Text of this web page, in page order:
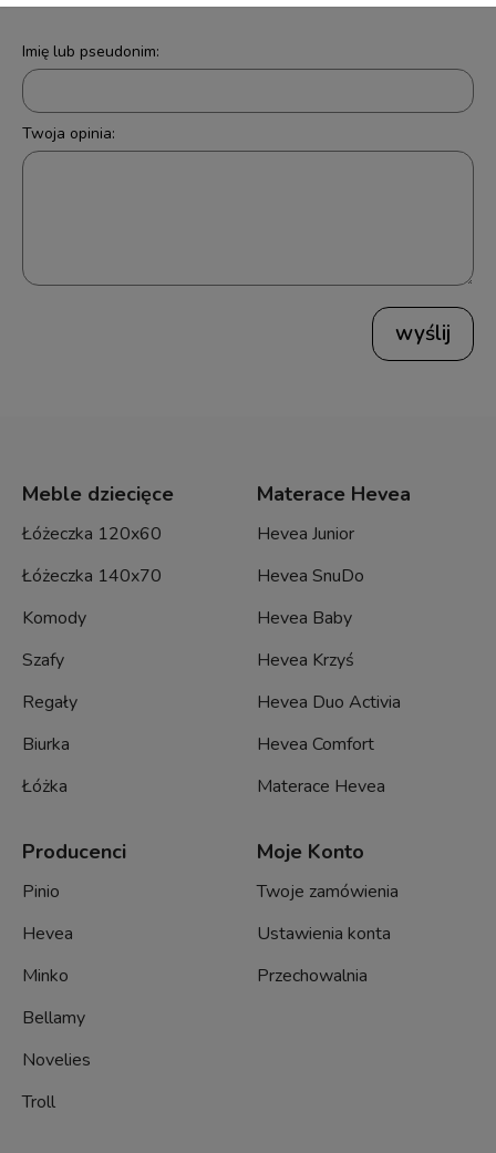
Imię lub pseudonim:
Twoja opinia:
wyślij
Meble dziecięce
Łóżeczka 120x60
Łóżeczka 140x70
Komody
Szafy
Regały
Biurka
Łóżka
Materace Hevea
Hevea Junior
Hevea SnuDo
Hevea Baby
Hevea Krzyś
Hevea Duo Activia
Hevea Comfort
Materace Hevea
Producenci
Pinio
Hevea
Minko
Bellamy
Novelies
Troll
Moje Konto
Twoje zamówienia
Ustawienia konta
Przechowalnia